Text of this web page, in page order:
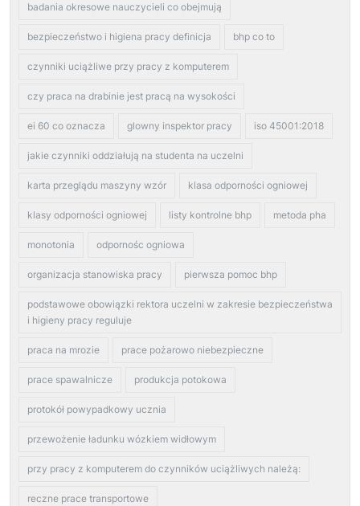
badania okresowe nauczycieli co obejmują
bezpieczeństwo i higiena pracy definicja bhp co to
czynniki uciążliwe przy pracy z komputerem
czy praca na drabinie jest pracą na wysokości
ei 60 co oznacza glowny inspektor pracy iso 45001:2018
jakie czynniki oddziałują na studenta na uczelni
karta przeglądu maszyny wzór klasa odporności ogniowej
klasy odporności ogniowej listy kontrolne bhp metoda pha
monotonia odpornośc ogniowa
organizacja stanowiska pracy pierwsza pomoc bhp
podstawowe obowiązki rektora uczelni w zakresie bezpieczeństwa
i higieny pracy reguluje
praca na mrozie prace pożarowo niebezpieczne
prace spawalnicze produkcja potokowa
protokół powypadkowy ucznia
przewożenie ładunku wózkiem widłowym
przy pracy z komputerem do czynników uciążliwych należą:
reczne prace transportowe